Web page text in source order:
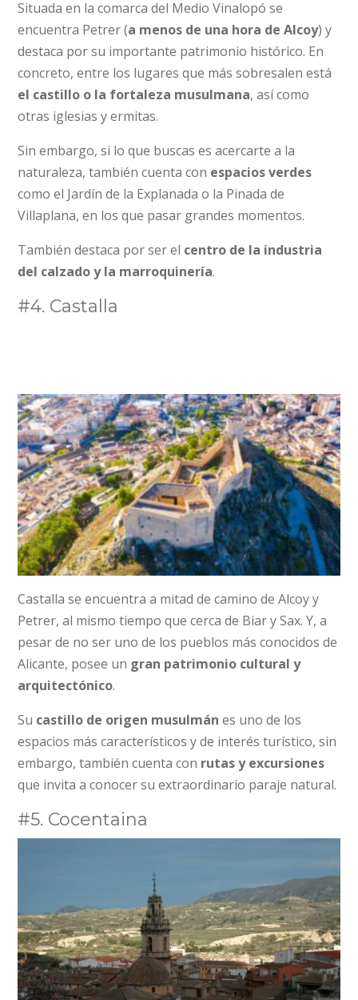
Situada en la comarca del Medio Vinalopó se
encuentra Petrer (a menos de una hora de Alcoy) y
destaca por su importante patrimonio histórico. En
concreto, entre los lugares que más sobresalen está
el castillo o la fortaleza musulmana, así como
otras iglesias y ermitas.
Sin embargo, si lo que buscas es acercarte a la
naturaleza, también cuenta con espacios verdes
como el Jardín de la Explanada o la Pinada de
Villaplana, en los que pasar grandes momentos.
También destaca por ser el centro de la industria
del calzado y la marroquinería.
#4. Castalla
Castalla se encuentra a mitad de camino de Alcoy y
Petrer, al mismo tiempo que cerca de Biar y Sax. Y, a
pesar de no ser uno de los pueblos más conocidos de
Alicante, posee un gran patrimonio cultural y
arquitectónico.
Su castillo de origen musulmán es uno de los
espacios más característicos y de interés turístico, sin
embargo, también cuenta con rutas y excursiones
que invita a conocer su extraordinario paraje natural.
#5. Cocentaina